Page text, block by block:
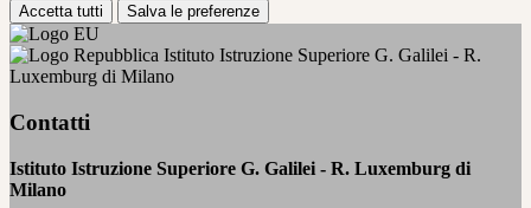
Accetta tutti Salva le preferenze
Istituto Istruzione Superiore G. Galilei - R.
Luxemburg di Milano
Contatti
Istituto Istruzione Superiore G. Galilei - R. Luxemburg di
Milano